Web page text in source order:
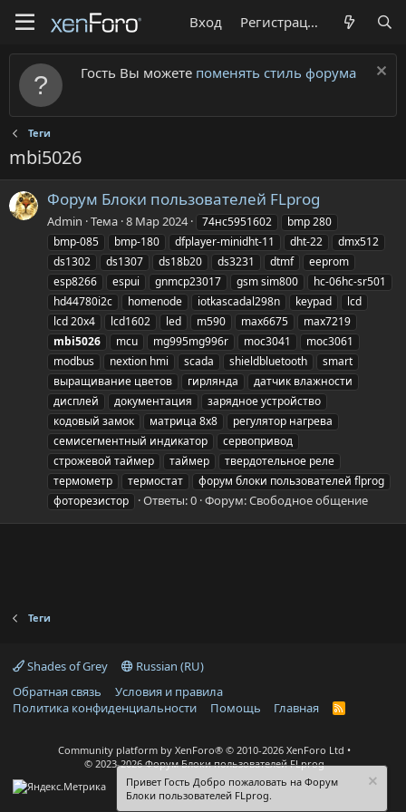
Вход Регистрация
Гость Вы можете поменять стиль форума
Теги
mbi5026
Форум Блоки пользователей FLprog
Admin Тема 8 Мар 2024 74нс5951602
bmp 280
bmp-085
bmp-180 dfplayer-minidht-11 dht-22
dmx512
ds1302
ds1307 ds18b20 ds3231 dtmf
eeprom
esp8266
espui gnmcp23017 gsm sim800
hc-06hc-sr501
hd44780i2c
homenode iotkascadal298n keypad
lcd
lcd 20x4
lcd1602 led m590 max6675
max7219
mbi5026
mcu mg995mg996r moc3041
moc3061
modbus
nextion hmi scada shieldbluetooth
smart
выращивание цветов
гирлянда
датчик влажности
дисплей
документация
зарядное устройство
кодовый замок
матрица 8x8
регулятор нагрева
семисегментный индикатор
сервопривод
строжевой таймер
таймер
твердотельное реле
термометр
термостат
форум блоки пользователей flprog
фоторезистор
Ответы: 0 Форум:Свободное общение
Теги
Shades of Grey
Russian (RU)
Обратная связь
Условия и правила
Политика конфиденциальности
Помощь Главная
R
Community platform by XenForo® © 2010-2026 XenForo Ltd
© 2023-2026 Форум Блоки пользователей FLprog
Привет Гость Добро пожаловать на Форум
Блоки пользователей FLprog.